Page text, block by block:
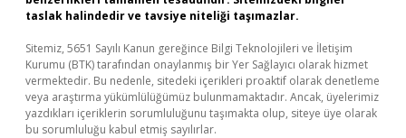
taslak halindedir ve tavsiye niteliği taşımazlar.
Sitemiz, 5651 Sayılı Kanun gereğince Bilgi Teknolojileri ve İletişim
Kurumu (BTK) tarafından onaylanmış bir Yer Sağlayıcı olarak hizmet
vermektedir. Bu nedenle, sitedeki içerikleri proaktif olarak denetleme
veya araştırma yükümlülüğümüz bulunmamaktadır. Ancak, üyelerimiz
yazdıkları içeriklerin sorumluluğunu taşımakta olup, siteye üye olarak
bu sorumluluğu kabul etmiş sayılırlar.